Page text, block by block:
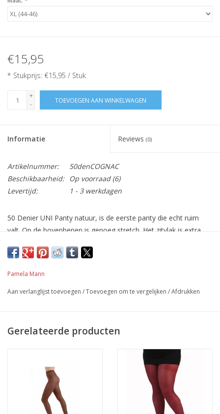
€15,95
* Stukprijs: €15,95 / Stuk
+
-
TOEVOEGEN AAN WINKELWAGEN
Informatie Reviews (0)
Artikelnummer:
50denCOGNAC
Beschikbaarheid:
Op voorraad(6)
Levertijd:
1 - 3 werkdagen
50 Denier UNI Panty natuur, is de eerste panty die echt ruim
valt. Op de bovenbenen is genoeg stretch. Het zitvlak is extra
Het kruisje is gemaakt van katoen. De panty is ook geschikt
Kwaliteit: 86% nylon, 14% elasthan.
Pamela Mann is DE specialist in het maken van Plus Size panty’s.
Ze zijn er als eerste Panty producent in geslaagd een panty te
maken welke ECHT ruim valt en niet afzakt! Hierdoor heeft
Pamela Mann in een korte tijd de Grote maten wereld veroverd.
De panty wordt verkocht in toonaangevende Plus Size Fashion
stores en online webshops voor de vrouw met een maatje
meer. In Engeland is de design afdeling druk aan het werk om
Pamela Mann
Aan verlanglijst toevoegen /Toevoegen om te vergelijken /Afdrukken
Gerelateerde producten